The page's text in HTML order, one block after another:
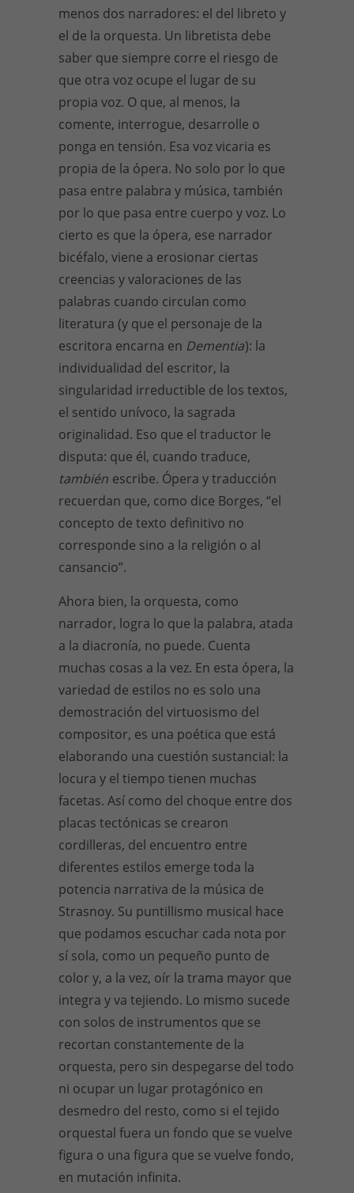
menos dos narradores: el del libreto y
el de la orquesta. Un libretista debe
saber que siempre corre el riesgo de
que otra voz ocupe el lugar de su
propia voz. O que, al menos, la
comente, interrogue, desarrolle o
ponga en tensión. Esa voz vicaria es
propia de la ópera. No solo por lo que
pasa entre palabra y música, también
por lo que pasa entre cuerpo y voz. Lo
cierto es que la ópera, ese narrador
bicéfalo, viene a erosionar ciertas
creencias y valoraciones de las
palabras cuando circulan como
literatura (y que el personaje de la
escritora encarna en Dementia): la
individualidad del escritor, la
singularidad irreductible de los textos,
el sentido unívoco, la sagrada
originalidad. Eso que el traductor le
disputa: que él, cuando traduce,
también escribe. Ópera y traducción
recuerdan que, como dice Borges, “el
concepto de texto definitivo no
corresponde sino a la religión o al
cansancio”.
Ahora bien, la orquesta, como
narrador, logra lo que la palabra, atada
a la diacronía, no puede. Cuenta
muchas cosas a la vez. En esta ópera, la
variedad de estilos no es solo una
demostración del virtuosismo del
compositor, es una poética que está
elaborando una cuestión sustancial: la
locura y el tiempo tienen muchas
facetas. Así como del choque entre dos
placas tectónicas se crearon
cordilleras, del encuentro entre
diferentes estilos emerge toda la
potencia narrativa de la música de
Strasnoy. Su puntillismo musical hace
que podamos escuchar cada nota por
sí sola, como un pequeño punto de
color y, a la vez, oír la trama mayor que
integra y va tejiendo. Lo mismo sucede
con solos de instrumentos que se
recortan constantemente de la
orquesta, pero sin despegarse del todo
ni ocupar un lugar protagónico en
desmedro del resto, como si el tejido
orquestal fuera un fondo que se vuelve
figura o una figura que se vuelve fondo,
en mutación infinita.